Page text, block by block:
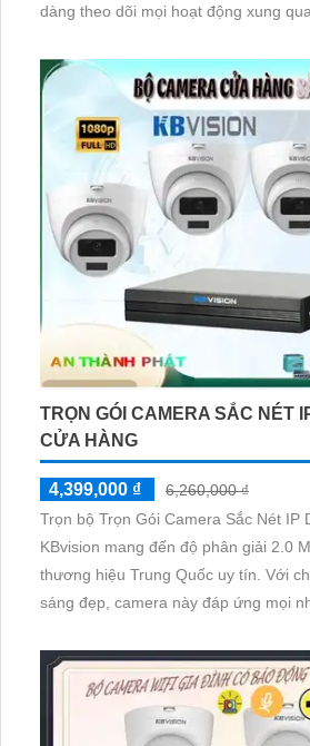
dàng theo dõi mọi hoạt động xung
mức giá phù hợp với nhiều khách
TRỌN GÓI CAMERA SẮC NÉT
CỬA HÀNG
4,399,000 ₫
6,260,000 ₫
Trọn bộ Trọn Gói Camera Sắc Nét IP
KBvision mang đến độ phân giải 2.0
thương hiệu Trung Quốc uy tín. Với chất lượng hình ảnh
sáng đẹp, camera này đáp ứng mọi
trọn gói này bao gồm một loạt các
cao, kết nối mạng dễ dàng và tích